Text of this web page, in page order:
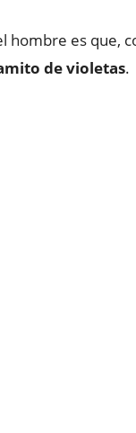
hombre es que,
de violetas.